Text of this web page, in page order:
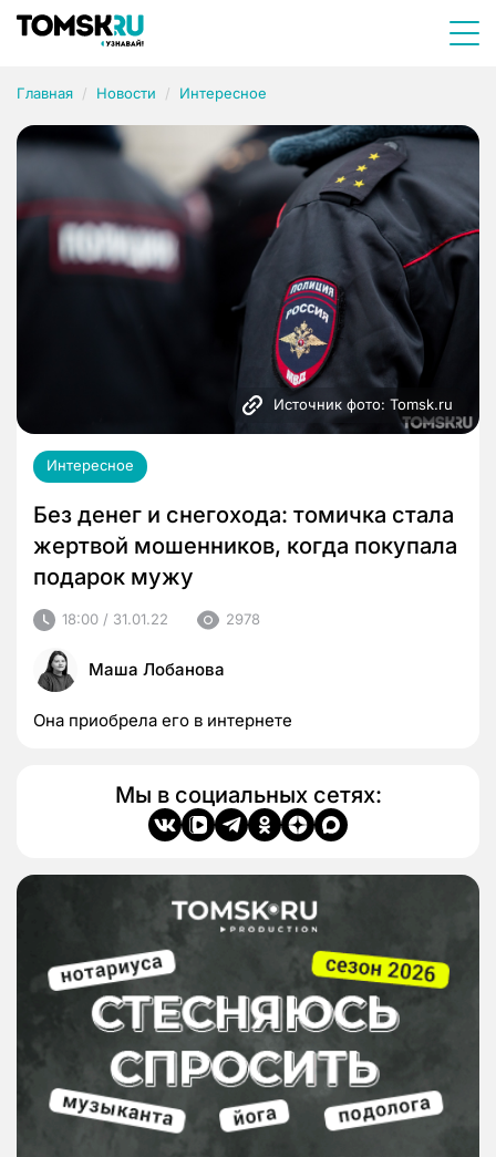
Главная Новости Интересное
Источник фото: Tomsk.ru
Интересное
Без денег и снегохода: томичка стала
жертвой мошенников, когда покупала
подарок мужу
18:00 / 31.01.22 2978
Маша Лобанова
Она приобрела его в интернете
Мы в социальных сетях: